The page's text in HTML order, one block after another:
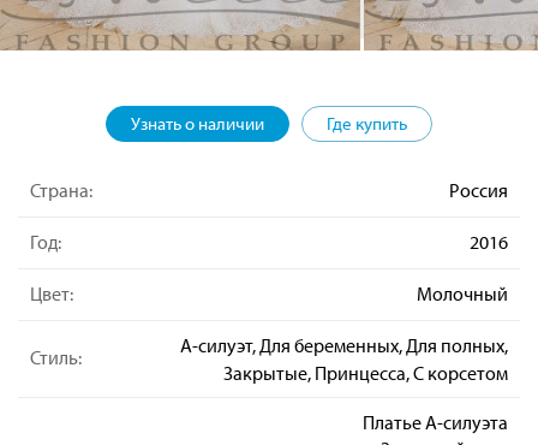
Узнать о наличии Где купить
Страна: Россия
Год: 2016
Цвет: Молочный
Стиль:
А-силуэт, Для беременных, Для полных,
Закрытые, Принцесса, С корсетом
Платье А-силуэта